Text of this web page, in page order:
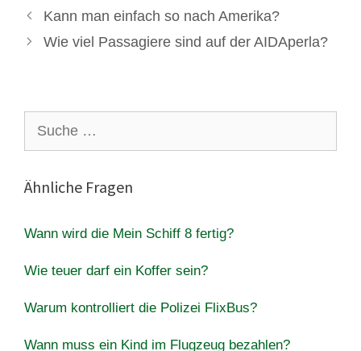
Kann man einfach so nach Amerika?
Wie viel Passagiere sind auf der AIDAperla?
nach:
Ähnliche Fragen
Wann wird die Mein Schiff 8 fertig?
Wie teuer darf ein Koffer sein?
Warum kontrolliert die Polizei FlixBus?
Wann muss ein Kind im Flugzeug bezahlen?